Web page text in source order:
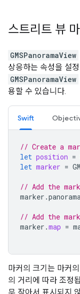
스트리트 뷰
GMSPanoramaView
상응하는 속성을 설
GMSPanoramaView
용할 수 있습니다.
Swift
// Create a
let position =
let marker =
// Add the
marker .
// Add the
marker .map =
마커의 크기는 마커
의 거리에 따라 조정